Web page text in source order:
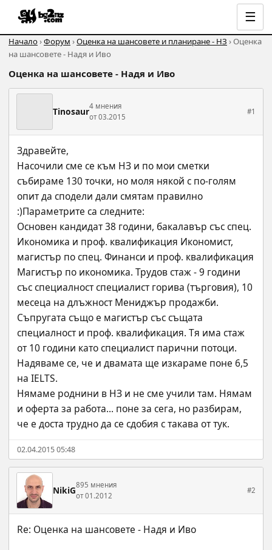
☰
Начало›Форум ›Оценка на шансовете и планиране - НЗ › Оценка
на шансовете - Надя и Иво
Оценка на шансовете - Надя и Иво
Tinosaur4 мнения
от 03.2015
#1
Здравейте,
Насочили сме се към НЗ и по мои сметки
събираме 130 точки, но моля някой с по-голям
опит да сподели дали смятам правилно
:)Параметрите са следните:
Основен кандидат 38 години, бакалавър със спец.
Икономика и проф. квалификация Икономист,
магистър по спец. Финанси и проф. квалификация
Магистър по икономика. Трудов стаж - 9 години
със специалност специалист горива (търговия), 10
месеца на длъжност Мениджър продажби.
Съпругата също е магистър със същата
специалност и проф. квалификация. Тя има стаж
от 10 години като специалист парични потоци.
Надяваме се, че и двамата ще изкараме поне 6,5
на IELTS.
Нямаме роднини в НЗ и не сме учили там. Нямам
и оферта за работа... поне за сега, но разбирам,
че е доста трудно да се сдобия с такава от тук.
02.04.2015 05:48
NikiG895 мнения
от 01.2012
#2